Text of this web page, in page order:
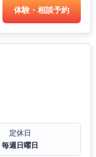
体験・相談予約
定休日
毎週日曜日